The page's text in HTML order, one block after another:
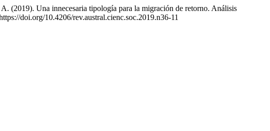
(2019). Una innecesaria tipología para la migración de retorno. Análisis
doi.org/10.4206/rev.austral.cienc.soc.2019.n36-11